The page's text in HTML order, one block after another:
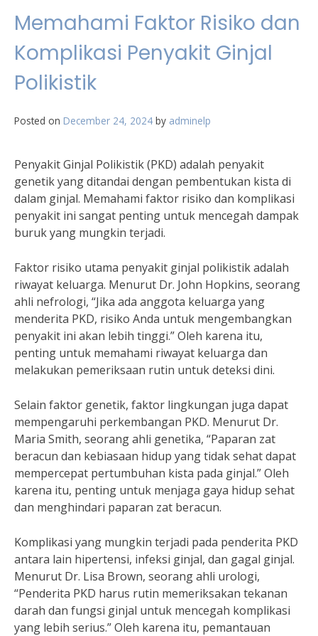
Memahami Faktor Risiko dan
Komplikasi Penyakit Ginjal
Polikistik
Posted on December 24, 2024 by adminelp
Penyakit Ginjal Polikistik (PKD) adalah penyakit
genetik yang ditandai dengan pembentukan kista di
dalam ginjal. Memahami faktor risiko dan komplikasi
penyakit ini sangat penting untuk mencegah dampak
buruk yang mungkin terjadi.
Faktor risiko utama penyakit ginjal polikistik adalah
riwayat keluarga. Menurut Dr. John Hopkins, seorang
ahli nefrologi, “Jika ada anggota keluarga yang
menderita PKD, risiko Anda untuk mengembangkan
penyakit ini akan lebih tinggi.” Oleh karena itu,
penting untuk memahami riwayat keluarga dan
melakukan pemeriksaan rutin untuk deteksi dini.
Selain faktor genetik, faktor lingkungan juga dapat
mempengaruhi perkembangan PKD. Menurut Dr.
Maria Smith, seorang ahli genetika, “Paparan zat
beracun dan kebiasaan hidup yang tidak sehat dapat
mempercepat pertumbuhan kista pada ginjal.” Oleh
karena itu, penting untuk menjaga gaya hidup sehat
dan menghindari paparan zat beracun.
Komplikasi yang mungkin terjadi pada penderita PKD
antara lain hipertensi, infeksi ginjal, dan gagal ginjal.
Menurut Dr. Lisa Brown, seorang ahli urologi,
“Penderita PKD harus rutin memeriksakan tekanan
darah dan fungsi ginjal untuk mencegah komplikasi
yang lebih serius.” Oleh karena itu, pemantauan